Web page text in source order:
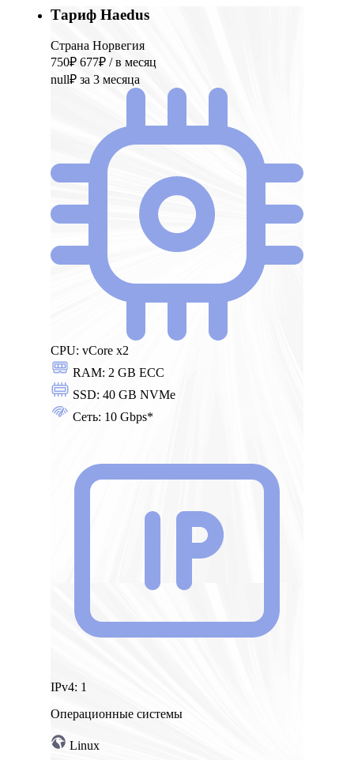
Тариф Haedus
Страна Норвегия
750₽ 677₽ / в месяц
null₽ за 3 месяца
CPU: vCore x2
RAM: 2 GB ECC
SSD: 40 GB NVMe
Сеть: 10 Gbps*
IPv4: 1
Операционные системы
Linux